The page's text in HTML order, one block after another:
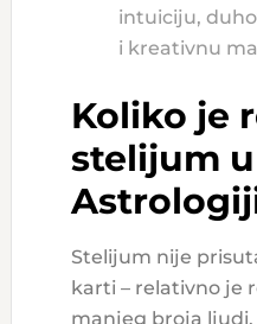
intuiciju,
i kreativnu
Koliko je
stelijum u
Stelijum nije
karti – relativno je
manjeg broja ljudi.